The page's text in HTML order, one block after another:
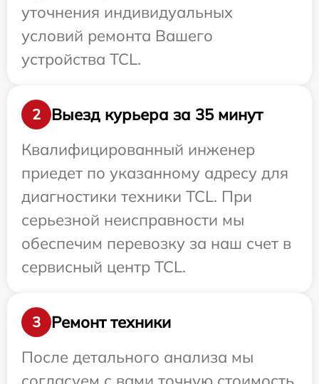
уточнения индивидуальных
условий ремонта Вашего
устройства TCL.
2
Выезд курьера за 35 минут
Квалифицированный инженер
приедет по указанному адресу для
диагностики техники TCL. При
серьезной неисправности мы
обеспечим перевозку за наш счет в
сервисный центр TCL.
3
Ремонт техники
После детального анализа мы